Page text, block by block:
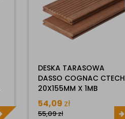
DESKA TARASOWA
DASSO COGNAC CTECH
20X155MM X 1MB
CERAMIX DESKA
BAMBUSOWA
54,09 zł
55,09zł